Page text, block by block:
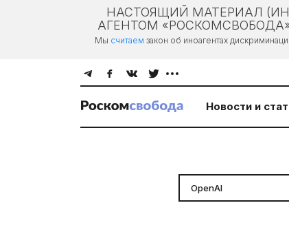
НАСТОЯЩИЙ МАТЕРИАЛ
АГЕНТОМ
Мы считаем закон об иноагентах
Новости и